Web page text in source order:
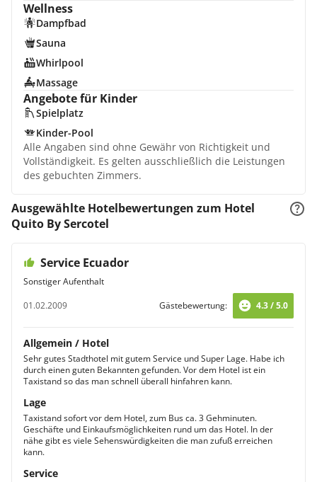
Wellness
Dampfbad
Sauna
Whirlpool
Massage
Angebote für Kinder
Spielplatz
Kinder-Pool
Alle Angaben sind ohne Gewähr von Richtigkeit und
Vollständigkeit. Es gelten ausschließlich die Leistungen
des gebuchten Zimmers.
Ausgewählte Hotelbewertungen zum Hotel
Quito By Sercotel
Service Ecuador
Sonstiger Aufenthalt
01.02.2009
Gästebewertung: 4.3 / 5.0
Allgemein / Hotel
Sehr gutes Stadthotel mit gutem Service und Super Lage. Habe ich
durch einen guten Bekannten gefunden. Vor dem Hotel ist ein
Taxistand so das man schnell überall hinfahren kann.
Lage
Taxistand sofort vor dem Hotel, zum Bus ca. 3 Gehminuten.
Geschäfte und Einkaufsmöglichkeiten rund um das Hotel. In der
nähe gibt es viele Sehenswürdigkeiten die man zufuß erreichen
kann.
Service